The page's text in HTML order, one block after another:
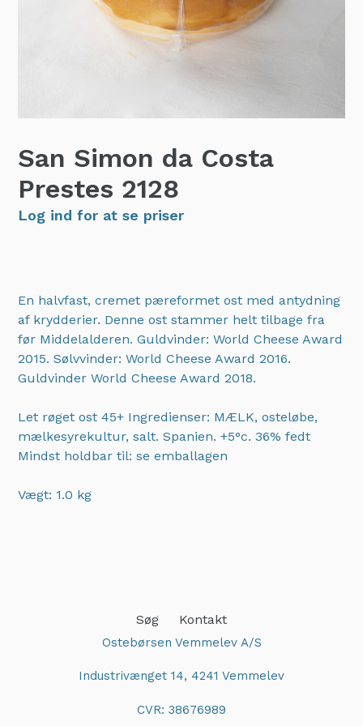
San Simon da Costa
Prestes 2128
Log ind for at se priser
En halvfast, cremet pæreformet ost med antydning
af krydderier. Denne ost stammer helt tilbage fra
før Middelalderen. Guldvinder: World Cheese Award
2015. Sølvvinder: World Cheese Award 2016.
Guldvinder World Cheese Award 2018.
Let røget ost 45+ Ingredienser: MÆLK, osteløbe,
mælkesyrekultur, salt. Spanien. +5°c. 36% fedt
Mindst holdbar til: se emballagen
Vægt: 1.0 kg
Søg Kontakt
Ostebørsen Vemmelev A/S
Industrivænget 14, 4241 Vemmelev
CVR: 38676989